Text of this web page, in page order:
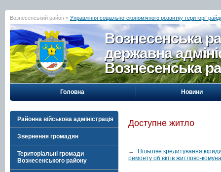
Вознесенський район » Управління соціально-економічного розвитку території
Вознесенська
державна
Вознесенська
Головна Новини
Районна військова адміністрація
Звернення громадян
Територіальні громади
Вознесенського району
Доступне житло
→
Пільгове кредитування
ремонту об’єктів житлово-